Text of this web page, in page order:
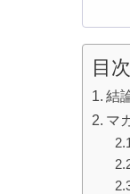
目次
結
マ